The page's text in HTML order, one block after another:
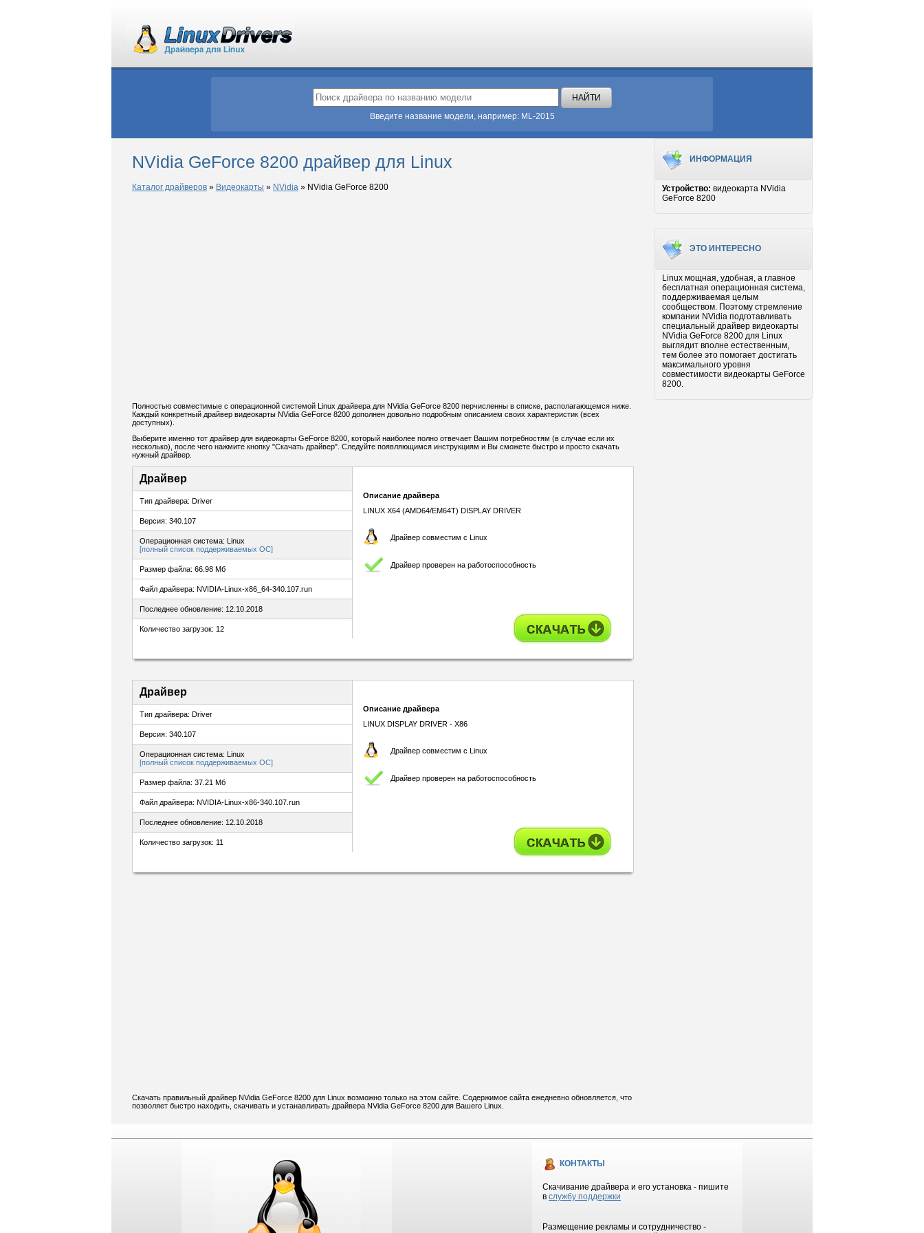
Введите название модели, например: ML-2015
NVidia GeForce 8200 драйвер для Linux
Каталог драйверов » Видеокарты » NVidia » NVidia GeForce 8200
Полностью совместимые с операционной системой Linux драйвера для NVidia GeForce 8200 перчисленны в списке, располагающемся ниже.
Каждый конкретный драйвер видеокарты NVidia GeForce 8200 дополнен довольно подробным описанием своих характеристик (всех
доступных).
Выберите именно тот драйвер для видеокарты GeForce 8200, который наиболее полно отвечает Вашим потребностям (в случае если их
несколько), после чего нажмите кнопку "Скачать драйвер". Следуйте появляющимся инструкциям и Вы сможете быстро и просто скачать
нужный драйвер.
Драйвер
Тип драйвера: Driver
Версия: 340.107
Операционная система: Linux
[полный список поддерживаемых ОС]
Размер файла: 66.98 Мб
Файл драйвера: NVIDIA-Linux-x86_64-340.107.run
Последнее обновление: 12.10.2018
Количество загрузок: 12
Описание драйвера
LINUX X64 (AMD64/EM64T) DISPLAY DRIVER
Драйвер совместим с Linux
Драйвер проверен на работоспособность
Драйвер
Тип драйвера: Driver
Версия: 340.107
Операционная система: Linux
[полный список поддерживаемых ОС]
Размер файла: 37.21 Мб
Файл драйвера: NVIDIA-Linux-x86-340.107.run
Последнее обновление: 12.10.2018
Количество загрузок: 11
Описание драйвера
LINUX DISPLAY DRIVER - X86
Драйвер совместим с Linux
Драйвер проверен на работоспособность
Скачать правильный драйвер NVidia GeForce 8200 для Linux возможно только на этом сайте. Содержимое сайта ежедневно обновляется, что
позволяет быстро находить, скачивать и устанавливать драйвера NVidia GeForce 8200 для Вашего Linux.
ИНФОРМАЦИЯ
Устройство: видеокарта NVidia
GeForce 8200
ЭТО ИНТЕРЕСНО
Linux мощная, удобная, а главное
бесплатная операционная система,
поддерживаемая целым
сообществом. Поэтому стремление
компании NVidia подготавливать
специальный драйвер видеокарты
NVidia GeForce 8200 для Linux
выглядит вполне естественным,
тем более это помогает достигать
максимального уровня
совместимости видеокарты GeForce
8200.
КОНТАКТЫ
Скачивание драйвера и его установка - пишите
в службу поддержки
Размещение рекламы и сотрудничество -